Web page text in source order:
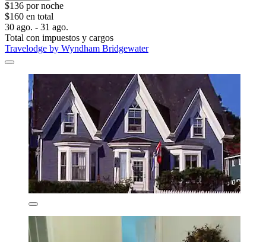
$136 por noche
$160 en total
30 ago. - 31 ago.
Total con impuestos y cargos
Travelodge by Wyndham Bridgewater